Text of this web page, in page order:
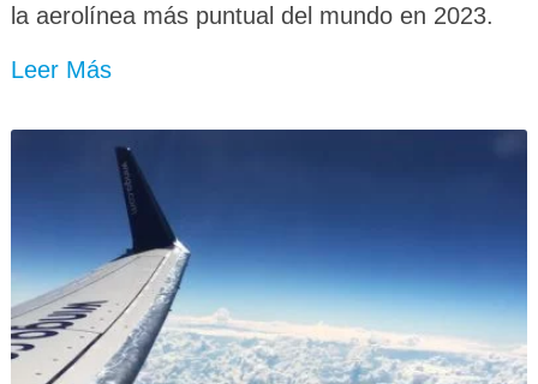
la aerolínea más puntual del mundo en 2023.
Leer Más